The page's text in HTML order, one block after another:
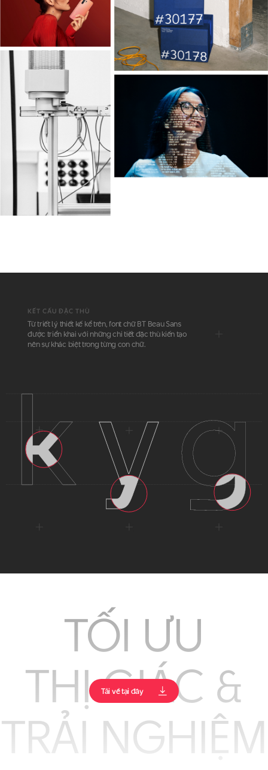
KẾT CẤU ĐẶC THÙ
Từ triết lý thiết kế kể trên, font chữ BT Beau Sans
được triển khai với những chi tiết đặc thù kiến tạo
nên sự khác biệt trong từng con chữ.
TỐI ƯU
THỊ GIÁC &
TRẢI NGHIỆM
Tải về tại đây